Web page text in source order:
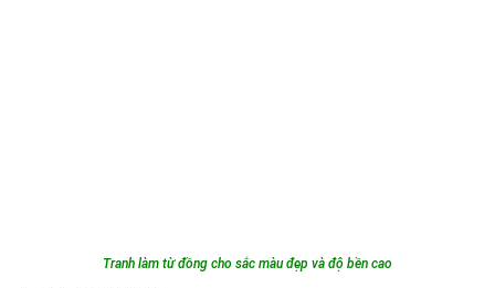
Tranh làm từ đồng cho sắc màu đẹp và độ bền cao